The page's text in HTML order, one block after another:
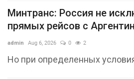
Минтранс: Россия не
прямых рейсов с
admin Aug 6, 2026 0 2
Но при определенных